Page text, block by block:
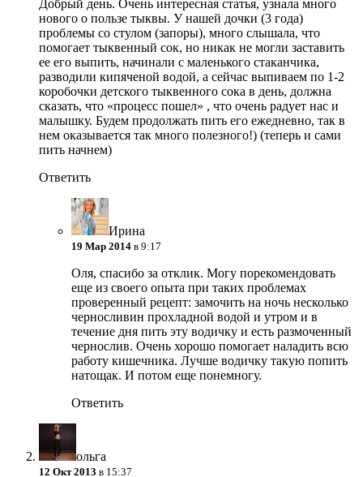
Добрый день. Очень интересная статья, узнала много
нового о пользе тыквы. У нашей дочки (3 года)
проблемы со стулом (запоры), много слышала, что
помогает тыквенный сок, но никак не могли заставить
ее его выпить, начинали с маленького стаканчика,
разводили кипяченой водой, а сейчас выпиваем по 1-2
коробочки детского тыквенного сока в день, должна
сказать, что «процесс пошел» , что очень радует нас и
малышку. Будем продолжать пить его ежедневно, так в
нем оказывается так много полезного!) (теперь и сами
пить начнем)
Ответить
Ирина
19 Мар 2014 в 9:17
Оля, спасибо за отклик. Могу порекомендовать
еще из своего опыта при таких проблемах
проверенный рецепт: замочить на ночь несколько
черносливин прохладной водой и утром и в
течение дня пить эту водичку и есть размоченный
чернослив. Очень хорошо помогает наладить всю
работу кишечника. Лучше водичку такую попить
натощак. И потом еще понемногу.
Ответить
ольга
12 Окт 2013 в 15:37